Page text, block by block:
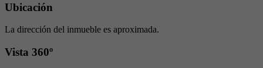
Ubicación
La dirección del inmueble es aproximada.
Vista 360º